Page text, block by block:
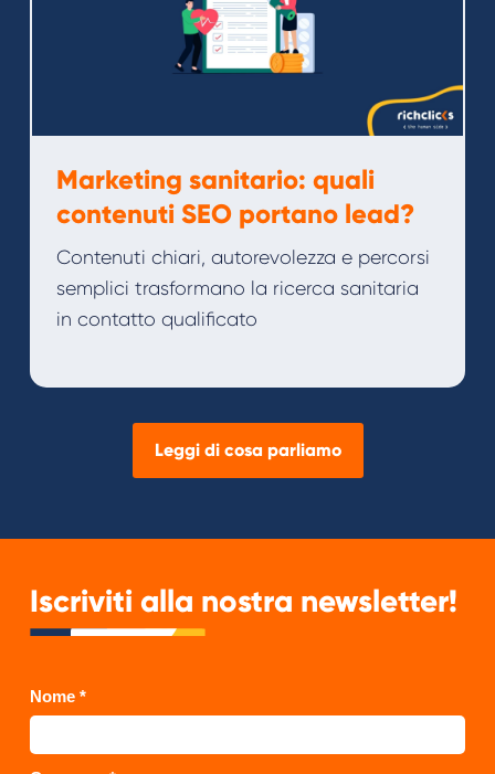
Marketing sanitario: quali
contenuti SEO portano lead?
Contenuti chiari, autorevolezza e percorsi
semplici trasformano la ricerca sanitaria
in contatto qualificato
Leggi di cosa parliamo
Iscriviti alla nostra newsletter!